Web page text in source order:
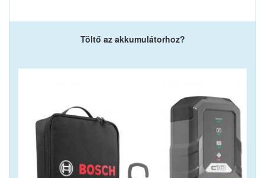
Töltő az akkumulátorhoz?